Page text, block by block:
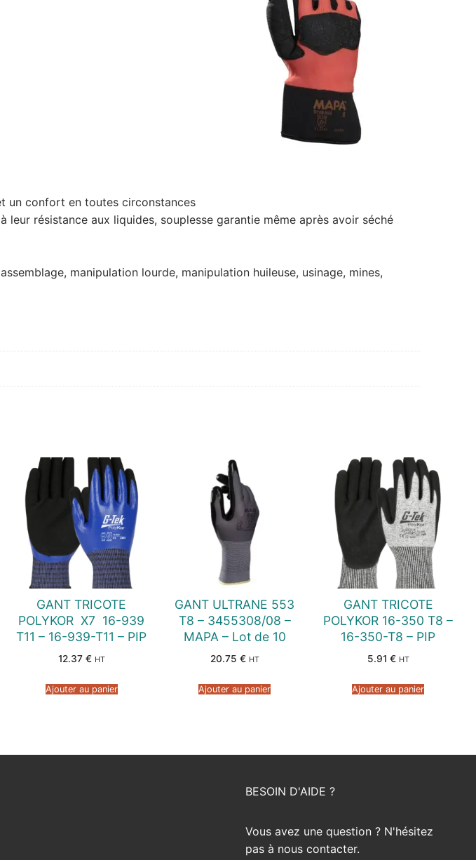
un confort en toutes circonstances
résistance aux liquides, souplesse garantie même après avoir séché
manipulation lourde, manipulation huileuse, usinage, mines,
GANT TRICOTE
POLYKOR  X7  16-939
T11 – 16-939-T11 – PIP
12.37 € HT
Ajouter au panier
GANT ULTRANE 553
T8 – 3455308/08 –
MAPA – Lot de 10
20.75 € HT
Ajouter au panier
GANT TRICOTE
POLYKOR 16-350 T8 –
16-350-T8 – PIP
5.91 € HT
Ajouter au panier
BESOIN D'AIDE ?
Vous avez une question ? N'hésitez
pas à nous contacter.